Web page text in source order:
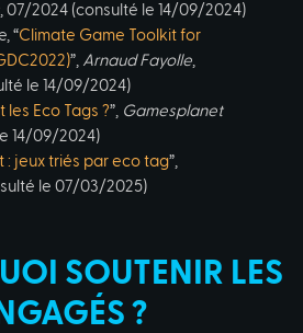
, 07/2024 (consulté le 14/09/2024)
“Climate Game Toolkit for
”, Arnaud Fayolle
le 14/09/2024)
les Eco Tags ?”, Gamesplanet
14/09/2024)
: jeux triés par eco tag”,
le 07/03/2025)
SOUTENIR LES
?